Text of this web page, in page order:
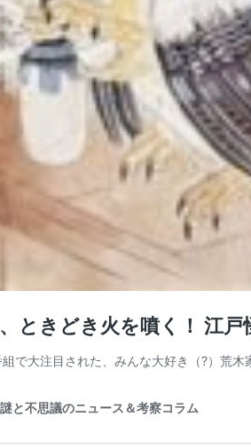
ときどき火を噴く！ 江
で大注目された、みんな大好き（?）荒
と不思議のニュース＆考察コラム